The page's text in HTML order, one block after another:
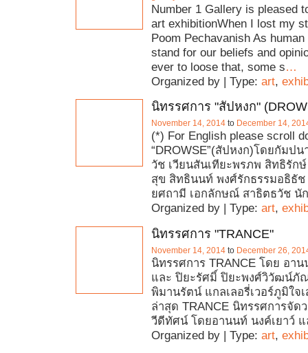
Number 1 Gallery is pleased
art exhibitionWhen I lost my
Poom Pechavanish As
stand for our beliefs and
ever to loose that, some s…
Organized by | Type: art,
นิทรรศการ "สัปหงก"
November 14, 2014 to December 14,
(*) For English please scroll
“DROWSE”(สัปหงก)โดยกัมป
วัช เวียนสันเทียะพรภพ สิทธิรัก
สุข สิทธินนท์ พงศ์รักธรรมอธิธั
ยศถามี เอกลักษณ์ สาธิตธวัช นั
Organized by | Type: art,
นิทรรศการ "TRANCE"
November 14, 2014 to December 26,
นิทรรศการ TRANCE โดย อาน
และ ปิยะรัศมิ์ ปิยะพงศ์วิวัฒน์ภั
พิมานรัตน์ แกลเลอรี่เวอร์ภูมิใจ
ล่าสุด TRANCE นิทรรศการจัดว
วีดีทัศน์ โดยอานนท์ นงค์เยาว์ แ
Organized by | Type: art,